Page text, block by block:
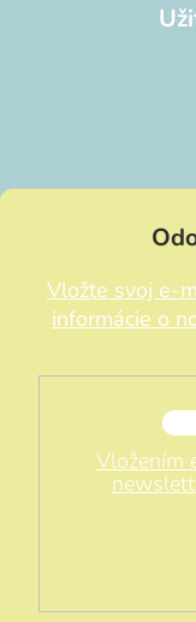
Vložte svoj e-
informácie o
Vložením